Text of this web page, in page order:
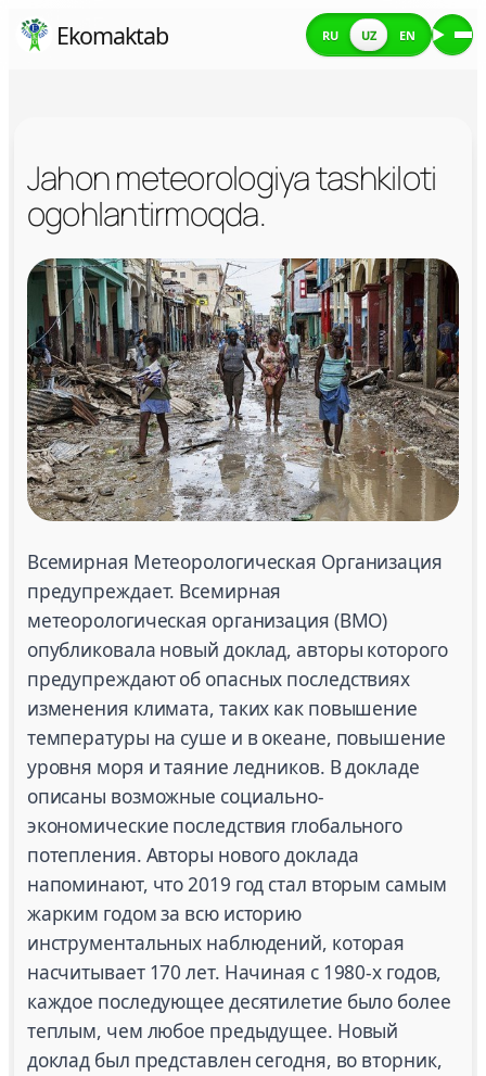
Skip Ekomaktab RU UZ EN
Jahon meteorologiya tashkiloti
ogohlantirmoqda.
Всемирная Метеорологическая Организация
предупреждает. Всемирная
метеорологическая организация (ВМО)
опубликовала новый доклад, авторы которого
предупреждают об опасных последствиях
изменения климата, таких как повышение
температуры на суше и в океане, повышение
уровня моря и таяние ледников. В докладе
описаны возможные социально-
экономические последствия глобального
потепления. Авторы нового доклада
напоминают, что 2019 год стал вторым самым
жарким годом за всю историю
инструментальных наблюдений, которая
насчитывает 170 лет. Начиная с 1980-х годов,
каждое последующее десятилетие было более
теплым, чем любое предыдущее. Новый
доклад был представлен сегодня, во вторник,